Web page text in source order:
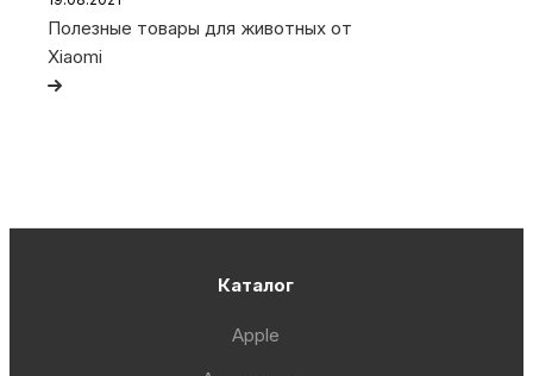
Полезные товары для животных от
Xiaomi
Каталог
Apple